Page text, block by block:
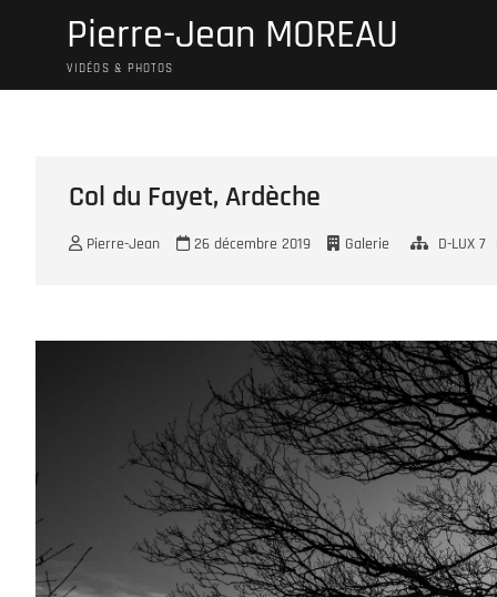
Pierre-Jean MOREAU
VIDÉOS & PHOTOS
Col du Fayet, Ardèche
Pierre-Jean 26 décembre 2019 Galerie D-LUX 7